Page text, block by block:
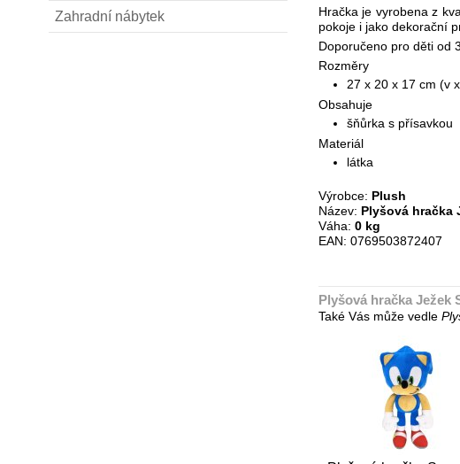
Hračka je vyrobena z
pokoje i jako dekorační
Doporučeno pro děti od
Rozměry
27 x 20 x 17 cm (v
Obsahuje
šňůrka s přísavkou
Materiál
látka
Výrobce: Plush
Název: Plyšová hračka
Váha: 0 kg
EAN: 0769503872407
Plyšová hračka Ježek
Také Vás může vedle
Zahradní nábytek